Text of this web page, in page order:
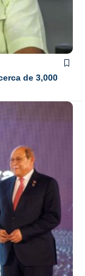
de 3,000